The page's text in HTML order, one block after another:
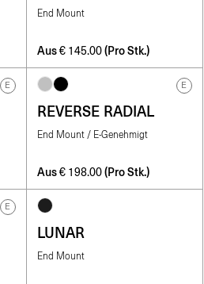
End Mount
Aus € 145.00 (Pro Stk.)
E E
REVERSE RADIAL
End Mount / E-Genehmigt
Aus € 198.00 (Pro Stk.)
E
LUNAR
End Mount